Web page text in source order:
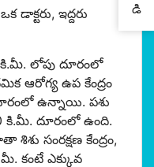
ఇద్దరు
లోపు దూరంలో
ఆరోగ్య ఉప కేంద్రం
ఉన్నాయి. పశు
కి.మీ. దూరంలో ఉంది.
సంరక్షణ కేంద్రం,
కంటే ఎక్కువ
డి